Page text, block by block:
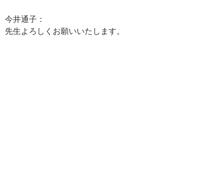
今井通子：
先生よろしくお願いいたします。